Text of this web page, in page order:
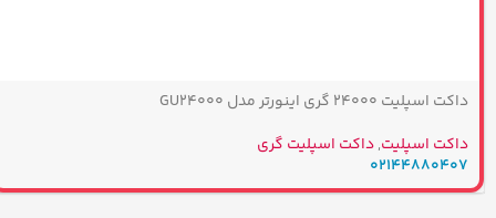
داکت اسپلیت 24000 گری اینورتر مدل GU24000
داکت اسپلیت,داکت اسپلیت گری
02144880407